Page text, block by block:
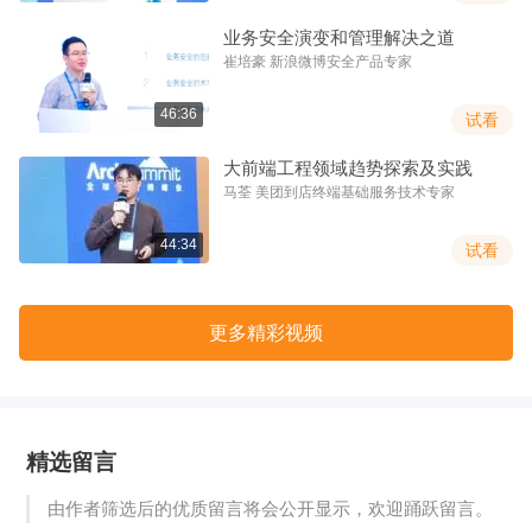
2015 年硕士毕业于北京邮电大学，毕业后加入搜狗营销事业部，主
要从事搜索广告点击率预估相关工作，成功将 GBDT+LR 模型应用
于搜狗的广告点击率预估系统，获得了较大的线上收益；2017 年加
入知乎至今，主要从事首页推荐排序相关工作，首次将深度学习模
型应用在排序模块中并取得了较大的效果提升。
46:36
业务安全演变和管理解决之道
崔培豪 新浪微博安全产品专家
试看
44:34
大前端工程领域趋势探索及实践
马荃 美团到店终端基础服务技术专家
试看
更多精彩视频
精选留言
由作者筛选后的优质留言将会公开显示，欢迎踊跃留言。